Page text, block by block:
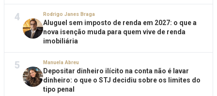
4 Rodrigo Janes Braga
Aluguel sem imposto de renda em 2027: o que a
nova isenção muda para quem vive de renda
imobiliária
5 Manuela Abreu
Depositar dinheiro ilícito na conta não é lavar
dinheiro: o que o STJ decidiu sobre os limites do
tipo penal